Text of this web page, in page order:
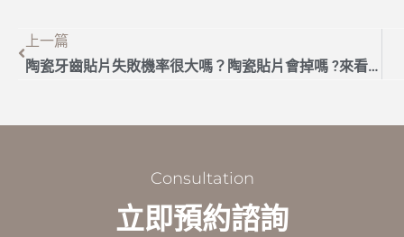
上一篇
陶瓷牙齒貼片失敗機率很大嗎？陶瓷貼片會掉嗎 ?來看看醫生怎麼說
Consultation
立即預約諮詢